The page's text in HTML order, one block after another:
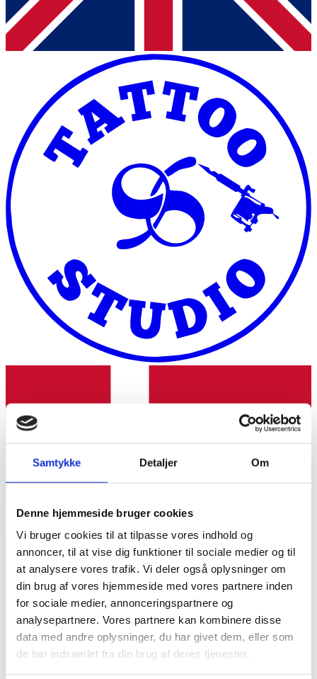
Samtykke Detaljer Om
Denne hjemmeside bruger cookies
Vi bruger cookies til at tilpasse vores indhold og
annoncer, til at vise dig funktioner til sociale medier og til
at analysere vores trafik. Vi deler også oplysninger om
din brug af vores hjemmeside med vores partnere inden
for sociale medier, annonceringspartnere og
analysepartnere. Vores partnere kan kombinere disse
data med andre oplysninger, du har givet dem, eller som
de har indsamlet fra din brug af deres tjenester.